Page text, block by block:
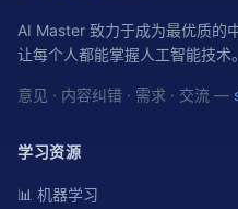
AI Master 致力于成为最优质的
让每个人都能掌握人工智能技术。
意见 · 内容纠错 · 需求 · 交流 —
学习资源
📊 机器学习